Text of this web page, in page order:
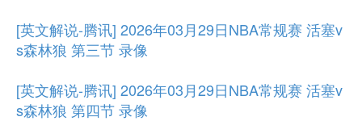
[英文解说-腾讯] 2026年03月29日NBA常规赛 活塞v
s森林狼 第三节 录像
[英文解说-腾讯] 2026年03月29日NBA常规赛 活塞v
s森林狼 第四节 录像